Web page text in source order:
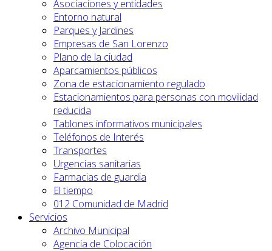
Asociaciones y entidades
Entorno natural
Parques y Jardines
Empresas de San Lorenzo
Plano de la ciudad
Aparcamientos públicos
Zona de estacionamiento regulado
Estacionamientos para personas con movilidad
reducida
Tablones informativos municipales
Teléfonos de Interés
Transportes
Urgencias sanitarias
Farmacias de guardia
El tiempo
012 Comunidad de Madrid
Servicios
Archivo Municipal
Agencia de Colocación